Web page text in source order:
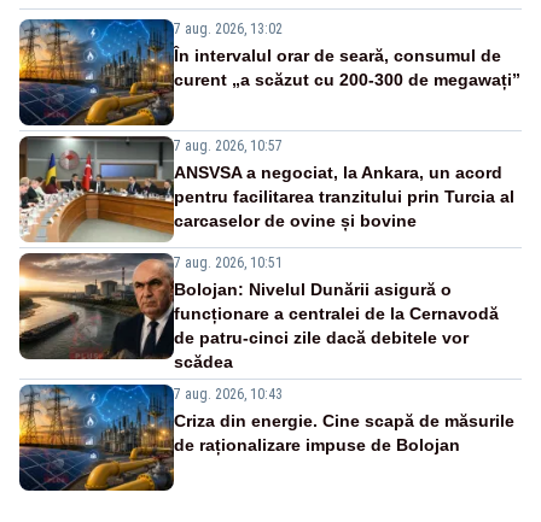
7 aug. 2026, 13:02
În intervalul orar de seară, consumul de
curent „a scăzut cu 200-300 de megawați”
7 aug. 2026, 10:57
ANSVSA a negociat, la Ankara, un acord
pentru facilitarea tranzitului prin Turcia al
carcaselor de ovine și bovine
7 aug. 2026, 10:51
Bolojan: Nivelul Dunării asigură o
funcționare a centralei de la Cernavodă
de patru-cinci zile dacă debitele vor
scădea
7 aug. 2026, 10:43
Criza din energie. Cine scapă de măsurile
de raționalizare impuse de Bolojan